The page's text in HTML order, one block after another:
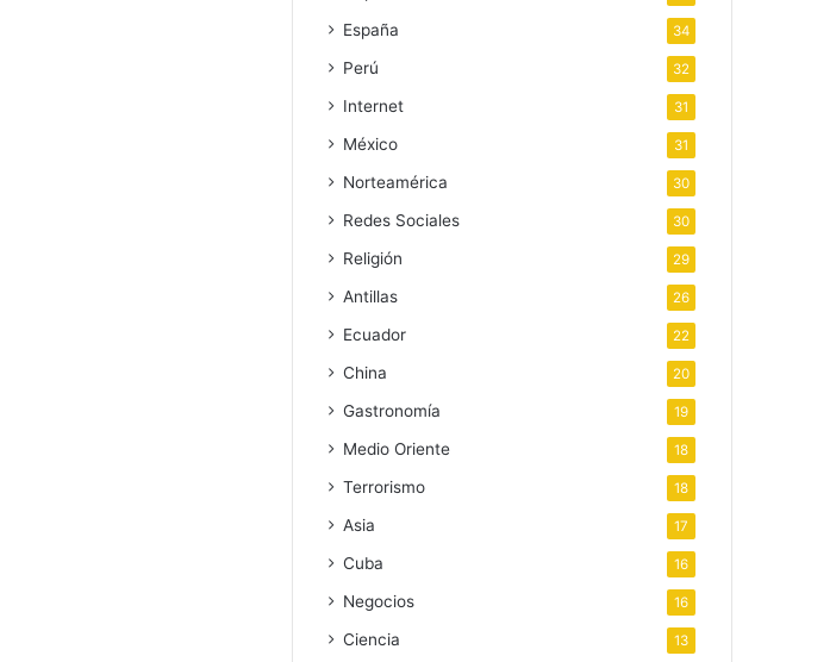
España 34
Perú 32
Internet 31
México 31
Norteamérica 30
Redes Sociales 30
Religión 29
Antillas 26
Ecuador 22
China 20
Gastronomía 19
Medio Oriente 18
Terrorismo 18
Asia 17
Cuba 16
Negocios 16
Ciencia 13